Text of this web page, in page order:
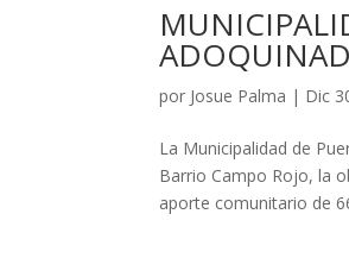
por Josue Palma | Dic
La Municipalidad de
Barrio Campo Rojo, la
aporte comunitario de